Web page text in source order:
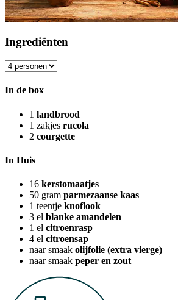
Ingrediënten
In de box
1 landbrood
1 zakjes rucola
2 courgette
In Huis
16 kerstomaatjes
50 gram parmezaanse kaas
1 teentje knoflook
3 el blanke amandelen
1 el citroenrasp
4 el citroensap
naar smaak olijfolie (extra vierge)
naar smaak peper en zout